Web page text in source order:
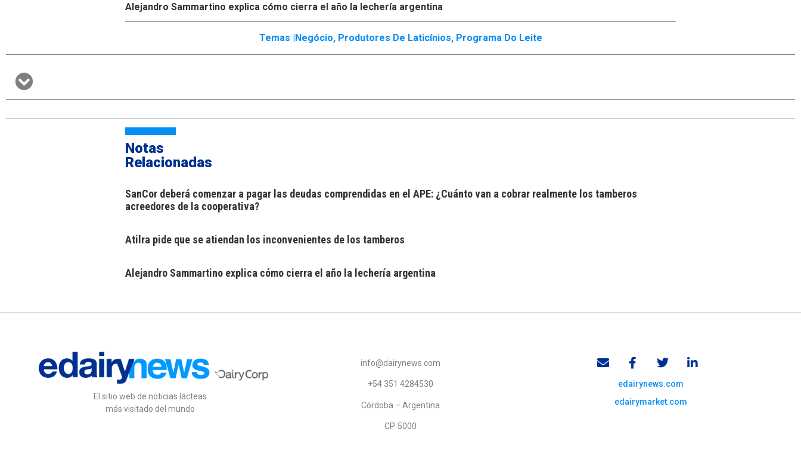
Alejandro Sammartino explica cómo cierra el año la lechería argentina
Temas |Negócio, Produtores De Laticínios, Programa Do Leite
Notas
Relacionadas
SanCor deberá comenzar a pagar las deudas comprendidas en el APE: ¿Cuánto van a cobrar realmente los tamberos
acreedores de la cooperativa?
Atilra pide que se atiendan los inconvenientes de los tamberos
Alejandro Sammartino explica cómo cierra el año la lechería argentina
El sitio web de noticias lácteas
más visitado del mundo
info@dairynews.com
+54 351 4284530
Córdoba – Argentina
CP. 5000
edairynews.com
edairymarket.com